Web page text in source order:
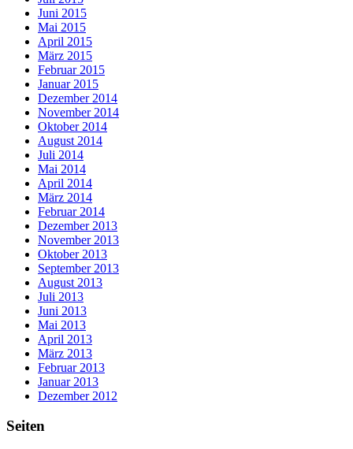
Juni 2015
Mai 2015
April 2015
März 2015
Februar 2015
Januar 2015
Dezember 2014
November 2014
Oktober 2014
August 2014
Juli 2014
Mai 2014
April 2014
März 2014
Februar 2014
Dezember 2013
November 2013
Oktober 2013
September 2013
August 2013
Juli 2013
Juni 2013
Mai 2013
April 2013
März 2013
Februar 2013
Januar 2013
Dezember 2012
Seiten